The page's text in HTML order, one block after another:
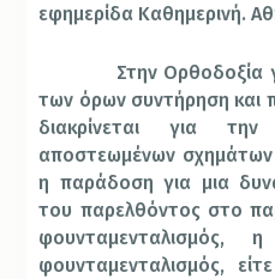
εφημερίδα Καθημερινή.
Στην Ορθοδοξία
των όρων συντήρηση και
διακρίνεται για
αποστεωμένων
η παράδοση για μια
του παρελθόντος στο
φουνταμενταλισμός,